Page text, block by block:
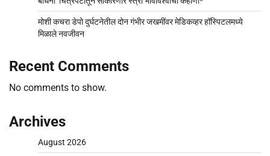
मोशी कचरा डेपो दुर्घटनेतील दोन गंभीर जखमींवर मेडिकव्हर हॉस्पिटलमध्ये
मिळाले नवजीवन
Recent Comments
No comments to show.
Archives
August 2026